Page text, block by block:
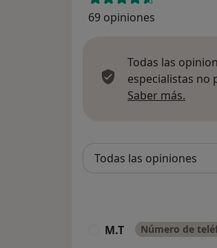
69 opiniones
Todas las
especialistas no
Saber más.
M.T Número de